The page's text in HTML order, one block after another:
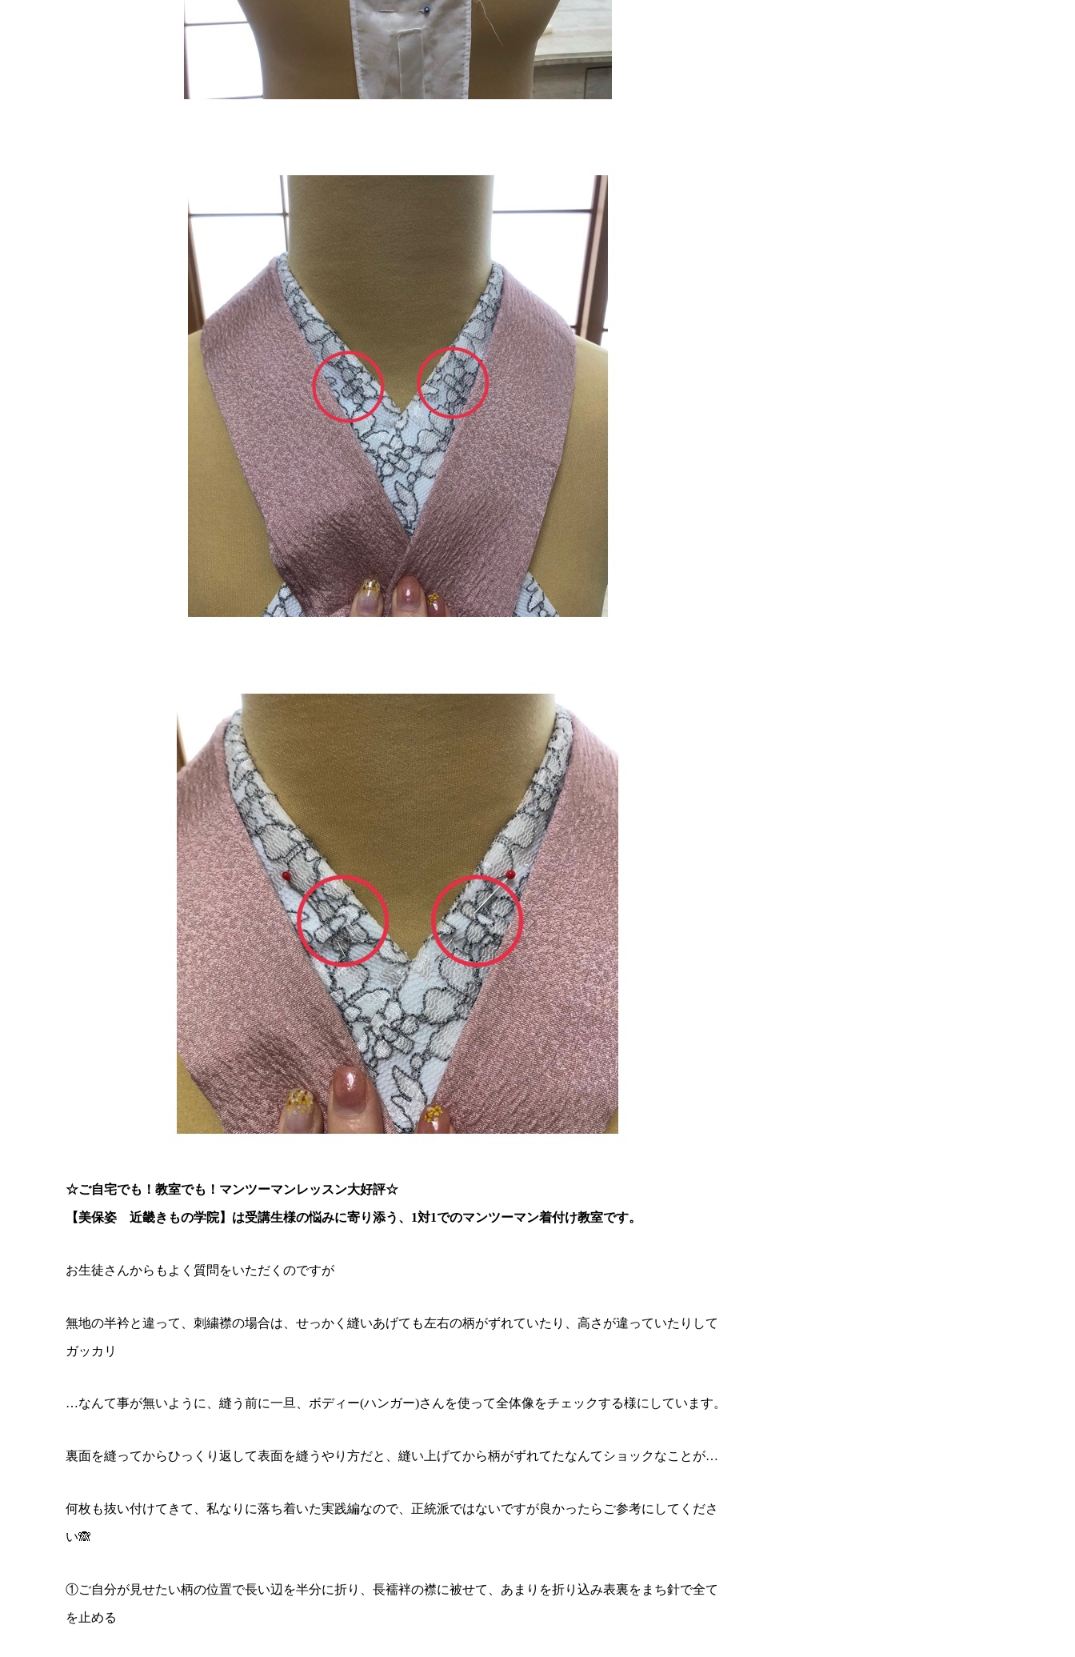
☆ご自宅でも！教室でも！マンツーマンレッスン大好評☆
【美保姿 近畿きもの学院】は受講生様の悩みに寄り添う、1対1でのマンツーマン着付け教室です。
お生徒さんからもよく質問をいただくのですが
無地の半衿と違って、刺繍襟の場合は、せっかく縫いあげても左右の柄がずれていたり、高さが違っていたりして
ガッカリ
…なんて事が無いように、縫う前に一旦、ボディー(ハンガー)さんを使って全体像をチェックする様にしています。
裏面を縫ってからひっくり返して表面を縫うやり方だと、縫い上げてから柄がずれてたなんてショックなことが…
何枚も抜い付けてきて、私なりに落ち着いた実践編なので、正統派ではないですが良かったらご参考にしてくださ
い🙈
①ご自分が見せたい柄の位置で長い辺を半分に折り、長襦袢の襟に被せて、あまりを折り込み表裏をまち針で全て
を止める